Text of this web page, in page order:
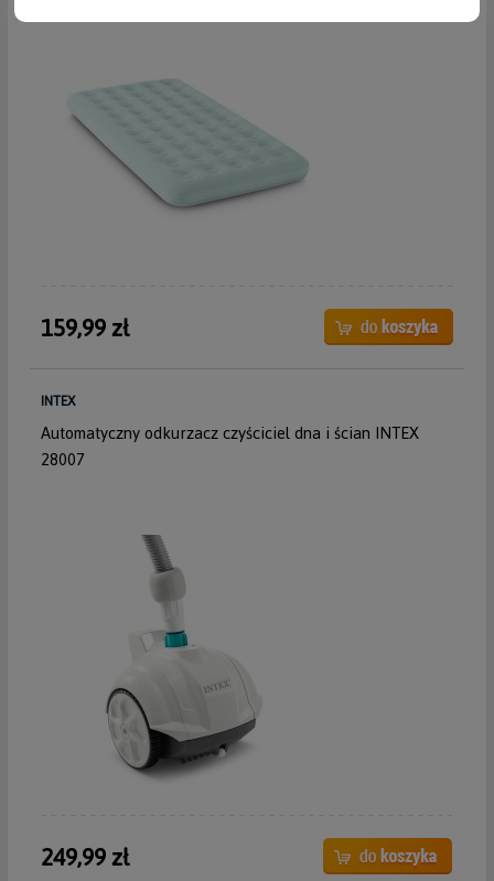
159,99 zł
INTEX
Automatyczny odkurzacz czyściciel dna i ścian INTEX
28007
249,99 zł